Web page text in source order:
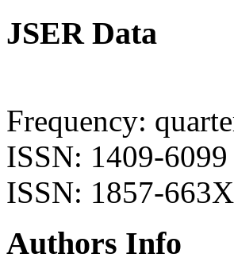
JSER Data
Frequency:
ISSN: 1409-
ISSN: 1857-
Authors Info